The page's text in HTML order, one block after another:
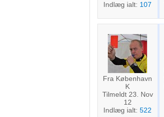
Indlæg ialt: 107
Fra København
K
Tilmeldt 23. Nov
12
Indlæg ialt: 522